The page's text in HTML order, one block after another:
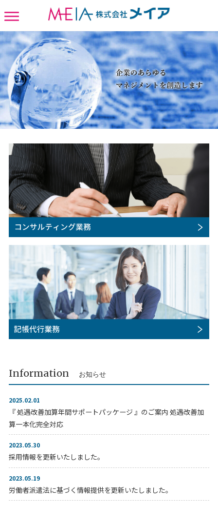
Information お知らせ
2025.02.01
『 処遇改善加算年間サポートパッケージ 』のご案内 処遇改善加
算一本化完全対応
2023.05.30
採用情報を更新いたしました。
2023.05.19
労働者派遣法に基づく情報提供を更新いたしました。